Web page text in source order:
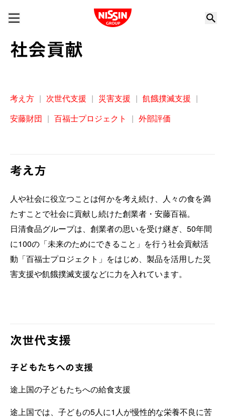
Nissin Group
社会貢献
考え方 | 次世代支援 | 災害支援 | 飢餓撲滅支援 |
安藤財団 | 百福士プロジェクト | 外部評価
考え方
人や社会に役立つことは何かを考え続け、人々の食を満
たすことで社会に貢献し続けた創業者・安藤百福。
日清食品グループは、創業者の思いを受け継ぎ、50年間
に100の「未来のためにできること」を行う社会貢献活
動「百福士プロジェクト」をはじめ、製品を活用した災
害支援や飢餓撲滅支援などに力を入れています。
次世代支援
子どもたちへの支援
途上国の子どもたちへの給食支援
途上国では、子どもの5人に1人が慢性的な栄養不良に苦